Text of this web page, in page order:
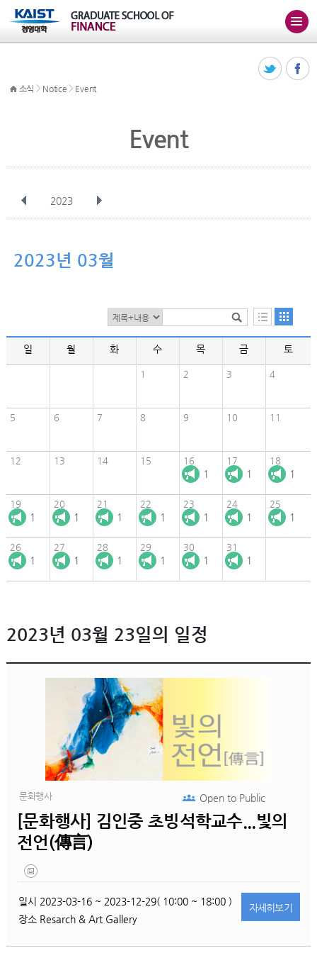
소식 > Notice > Event
Event
2023
12월
2023년 03월
일 월 화 수 목 금 토
1 2 3 4
5 6 7 8 9 10 11
12 13 14 15 16
1
17
1
18
1
19
1
20
1
21
1
22
1
23
1
24
1
25
1
26
1
27
1
28
1
29
1
30
1
31
1
2023년 03월 23일의 일정
문화행사
[문화행사] 김인중 초빙석학교수...빛의
전언(傳言)
Open toPublic
일시 2023-03-16 ~ 2023-12-29( 10:00 ~ 18:00 )
장소 Resarch & Art Gallery
자세히보기